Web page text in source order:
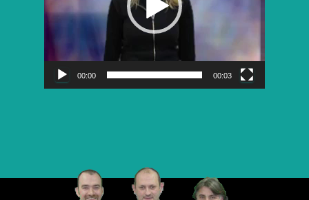
00:00 00:03